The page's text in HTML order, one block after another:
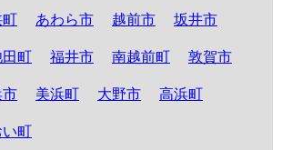
町 あわら市 越前市 坂井市
田町 福井市 南越前町 敦賀市
市 美浜町 大野市 高浜町
い町